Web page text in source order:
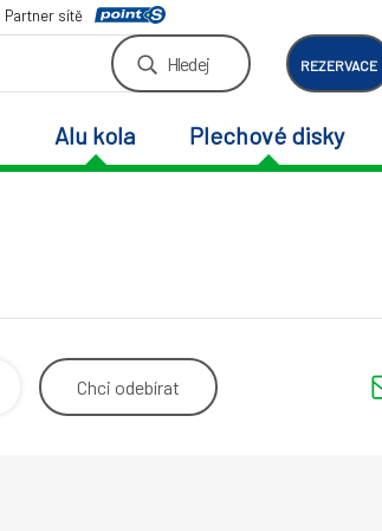
Partner sítě
Hledej REZERVACE
Alu kola Plechové disky
Chci odebírat